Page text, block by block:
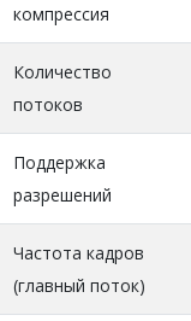
компрессия
Количество
потоков
Поддержка
разрешений
Частота кадров
(главный поток)